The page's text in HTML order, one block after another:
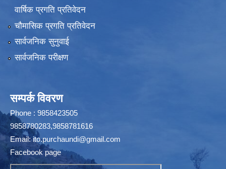
वार्षिक प्रगति प्रतिवेदन
चौमासिक प्रगति प्रतिवेदन
सार्वजनिक सुनुवाई
सार्वजनिक परीक्षण
सम्पर्क विवरण
Phone : 9858423505
9858780283,9858781616
Email:ito.purchaundi@gmail.com
Facebook page